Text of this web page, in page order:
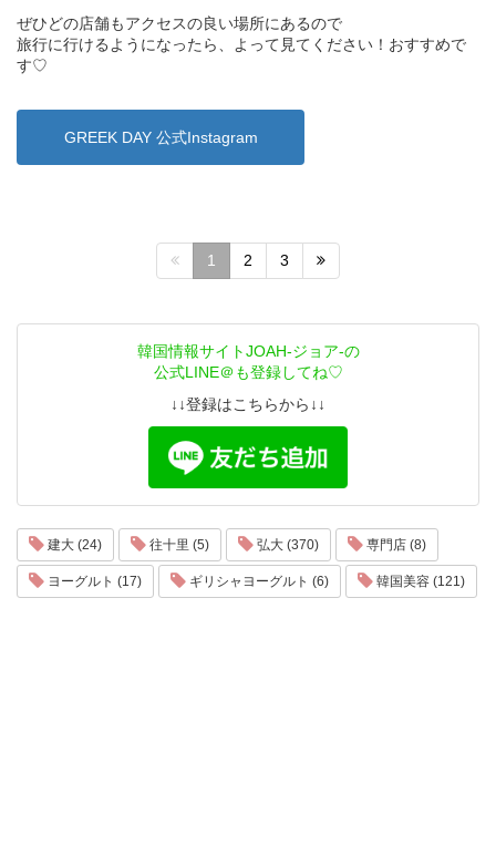
ぜひどの店舗もアクセスの良い場所にあるので
旅行に行けるようになったら、よって見てください！おすすめで
す♡
GREEK DAY 公式Instagram
1 2 3
韓国情報サイトJOAH-ジョア-の
公式LINE＠も登録してね♡
↓↓登録はこちらから↓↓
建大 (24) 往十里 (5) 弘大 (370) 専門店 (8)
ヨーグルト (17) ギリシャヨーグルト (6) 韓国美容 (121)